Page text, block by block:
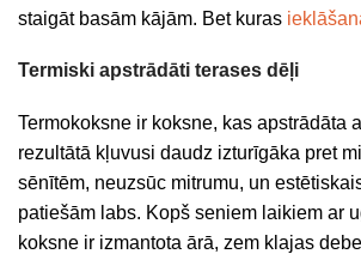
staigāt basām kājām. Bet kuras
Termiski apstrādāti terases dēļi
Termokoksne ir koksne, kas apstrādāta
rezultātā kļuvusi daudz izturīgāka pret
sēnītēm, neuzsūc mitrumu, un
patiešām labs. Kopš seniem laikiem ar
koksne ir izmantota ārā, zem klajas